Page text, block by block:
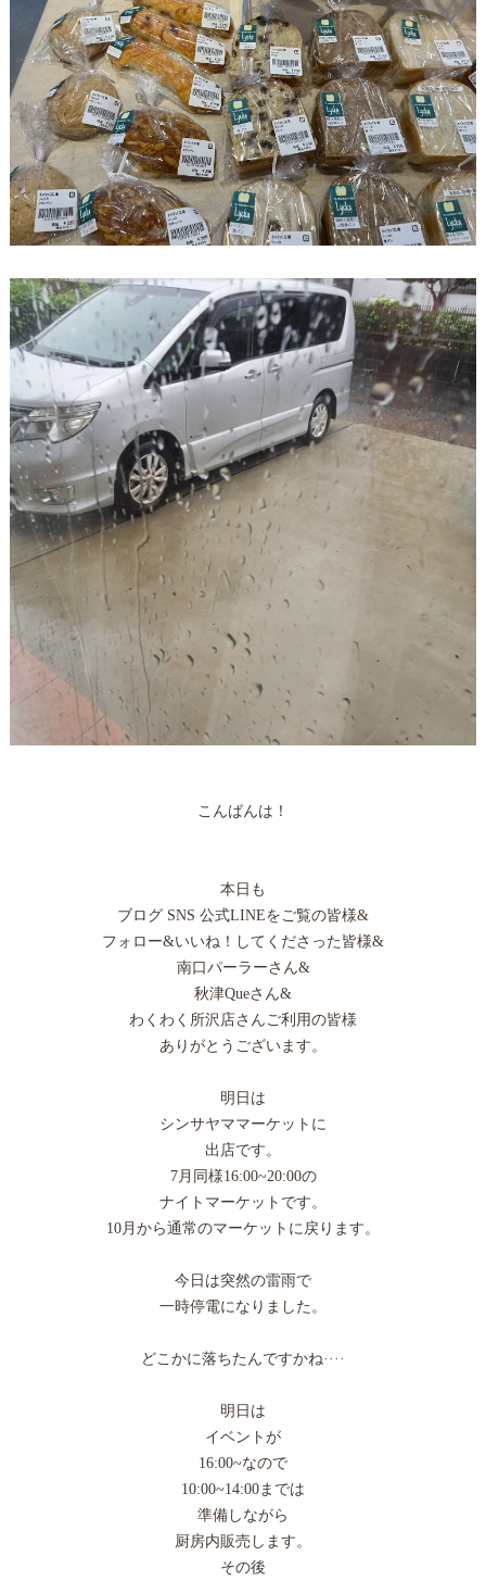
こんばんは！
本日も
ブログ SNS 公式LINEをご覧の皆様&
フォロー&いいね！してくださった皆様&
南口パーラーさん&
秋津Queさん&
わくわく所沢店さんご利用の皆様
ありがとうございます。
明日は
シンサヤママーケットに
出店です。
7月同様16:00~20:00の
ナイトマーケットです。
10月から通常のマーケットに戻ります。
今日は突然の雷雨で
一時停電になりました。
どこかに落ちたんですかね····
明日は
イベントが
16:00~なので
10:00~14:00までは
準備しながら
厨房内販売します。
その後